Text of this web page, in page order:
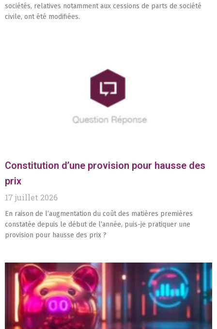
sociétés, relatives notamment aux cessions de parts de société
civile, ont été modifiées.
Constitution d’une provision pour hausse des
prix
17 juillet 2026
En raison de l’augmentation du coût des matières premières
constatée depuis le début de l’année, puis-je pratiquer une
provision pour hausse des prix ?